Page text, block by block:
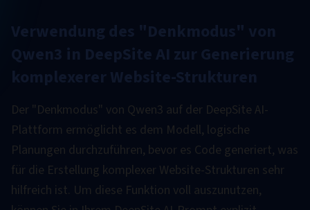
Verwendung des "Denkmodus" von
Qwen3 in DeepSite AI zur Generierung
komplexerer Website-Strukturen
Der "Denkmodus" von Qwen3 auf der DeepSite AI-
Plattform ermöglicht es dem Modell, logische
Planungen durchzuführen, bevor es Code generiert, was
für die Erstellung komplexer Website-Strukturen sehr
hilfreich ist. Um diese Funktion voll auszunutzen,